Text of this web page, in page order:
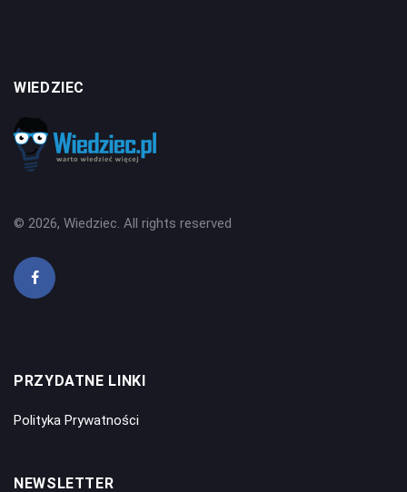
WIEDZIEC
© 2026, Wiedziec. All rights reserved
PRZYDATNE LINKI
Polityka Prywatności
NEWSLETTER